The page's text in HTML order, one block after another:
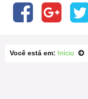
Você está em: Início